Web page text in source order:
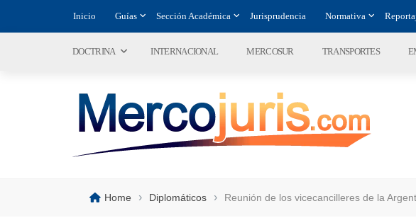
Inicio Guías Sección Académica Jurisprudencia Normativa
DOCTRINA INTERNACIONAL MERCOSUR TRANSPORTES
Home › Diplomáticos › Reunión de los vicecancilleres de la